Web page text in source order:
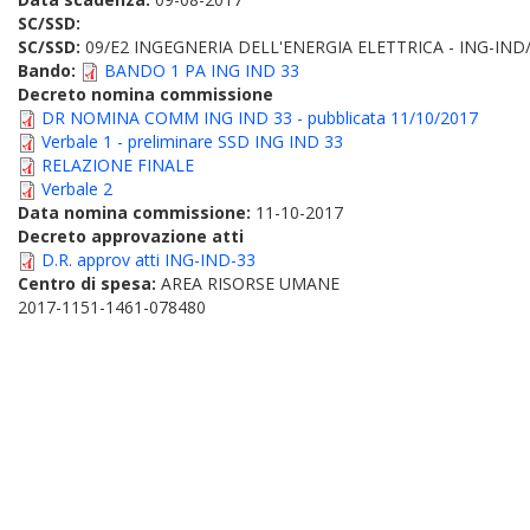
SC/SSD:
SC/SSD: 09/E2 INGEGNERIA DELL'ENERGIA ELETTRICA - ING-
Bando:
BANDO 1 PA ING IND 33
Decreto nomina commissione
DR NOMINA COMM ING IND 33 - pubblicata 11/10/2017
Verbale 1 - preliminare SSD ING IND 33
RELAZIONE FINALE
Verbale 2
Data nomina commissione: 11-10-2017
Decreto approvazione atti
D.R. approv atti ING-IND-33
Centro di spesa: AREA RISORSE UMANE
2017-1151-1461-078480